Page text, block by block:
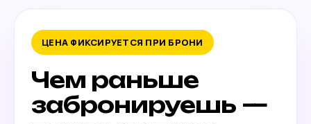
ЦЕНА ФИКСИРУЕТСЯ ПРИ БРОНИ
Чем раньше
забронируешь —